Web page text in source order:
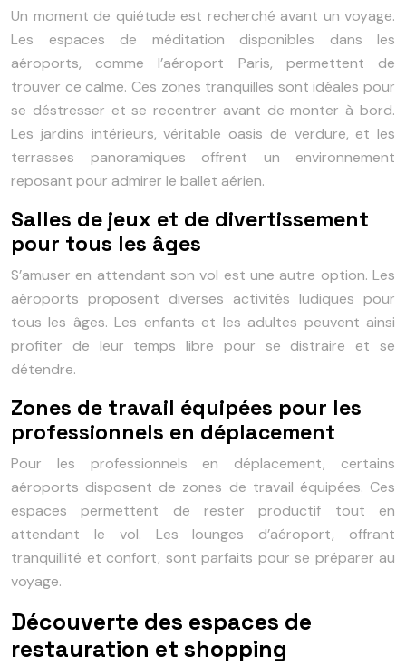
Un moment de quiétude est recherché avant un voyage.
Les espaces de méditation disponibles dans les
aéroports, comme l’aéroport Paris, permettent de
trouver ce calme. Ces zones tranquilles sont idéales pour
se déstresser et se recentrer avant de monter à bord.
Les jardins intérieurs, véritable oasis de verdure, et les
terrasses panoramiques offrent un environnement
reposant pour admirer le ballet aérien.
Salles de jeux et de divertissement
pour tous les âges
S’amuser en attendant son vol est une autre option. Les
aéroports proposent diverses activités ludiques pour
tous les âges. Les enfants et les adultes peuvent ainsi
profiter de leur temps libre pour se distraire et se
détendre.
Zones de travail équipées pour les
professionnels en déplacement
Pour les professionnels en déplacement, certains
aéroports disposent de zones de travail équipées. Ces
espaces permettent de rester productif tout en
attendant le vol. Les lounges d’aéroport, offrant
tranquillité et confort, sont parfaits pour se préparer au
voyage.
Découverte des espaces de
restauration et shopping